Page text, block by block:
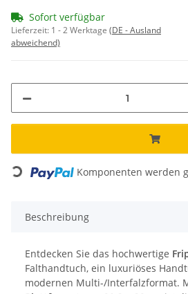
Sofort verfügbar
Lieferzeit: 1 - 2 Werktage (DE - Ausland
abweichend)
Loading... Komponenten werden
Beschreibung
Entdecken Sie das hochwertige
Falthandtuch, ein luxuriöses
modernen Multi-/Interfalzformat.